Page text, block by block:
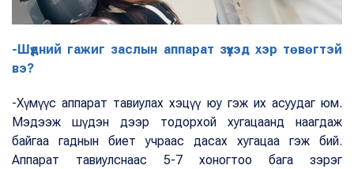
-Шүдний гажиг заслын аппарат зүүхэд хэр төвөгтэй
вэ?
-Хүмүүс аппарат тавиулах хэцүү юу гэж их асуудаг юм.
Мэдээж шүдэн дээр тодорхой хугацаанд наагдаж
байгаа гаднын биет учраас дасах хугацаа гэж бий.
Аппарат тавиулснаас 5-7 хоногтоо бага зэрэг